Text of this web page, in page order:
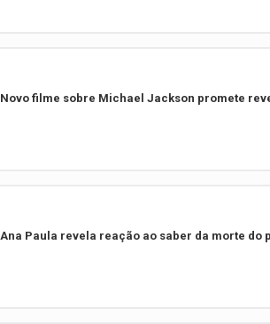
Novo filme sobre Michael Jackson promete
Ana Paula revela reação ao saber da morte do